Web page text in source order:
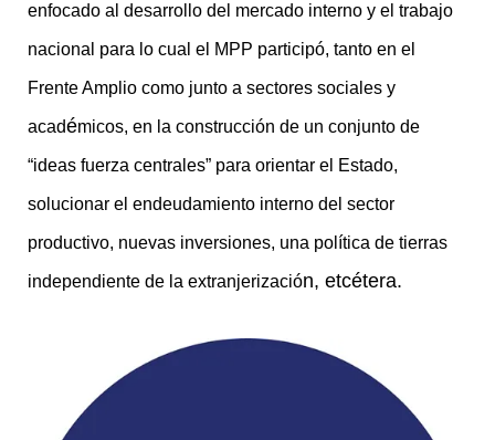
enfocado al desarrollo del mercado interno y el trabajo
nacional para lo cual el MPP participó, tanto en el
Frente Amplio como junto a sectores sociales y
académicos, en la construcción de un conjunto de
“ideas fuerza centrales” para orientar el Estado,
solucionar el endeudamiento interno del sector
productivo, nuevas inversiones, una política de tierras
independiente de la extranjerización, etcétera.